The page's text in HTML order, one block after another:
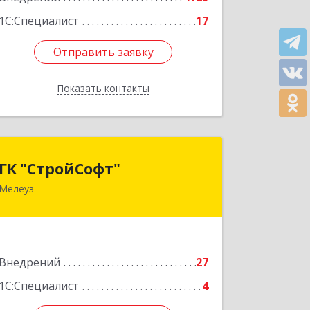
1С:Специалист
17
Отправить заявку
Показать контакты
Подробнее
Отправить заявку
Назад
ГК "СтройСофт"
Мелеуз
Внедрений
27
1С:Специалист
4
ГК "СтройСофт"
453852, Башкортостан Респ, Мелеуз г,